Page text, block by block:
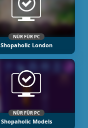
NÜR FÜR PC
Shopaholic London
NÜR FÜR PC
Shopaholic Models